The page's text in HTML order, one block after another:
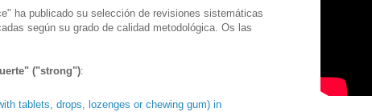
ha publicado su selección de revisiones sistemáticas
según su grado de calidad metodológica. Os las
("strong"):
tablets, drops, lozenges or chewing gum) in